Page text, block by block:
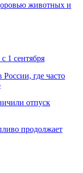
животных и
1 сентября
России, где часто
отпуск
продолжает